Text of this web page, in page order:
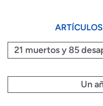
21 muertos y 85
Un